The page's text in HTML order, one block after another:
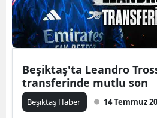
Beşiktaş'ta Leandro
transferinde mutlu son
Beşiktaş Haber 14 Temmuz